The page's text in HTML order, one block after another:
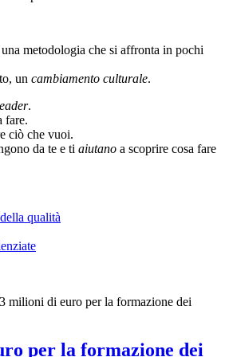
metodologia che si affronta in pochi
un cambiamento culturale.
.
fare.
ciò che vuoi.
da te e ti aiutano a scoprire cosa fare
qualità
milioni di euro per la formazione dei
per la formazione dei